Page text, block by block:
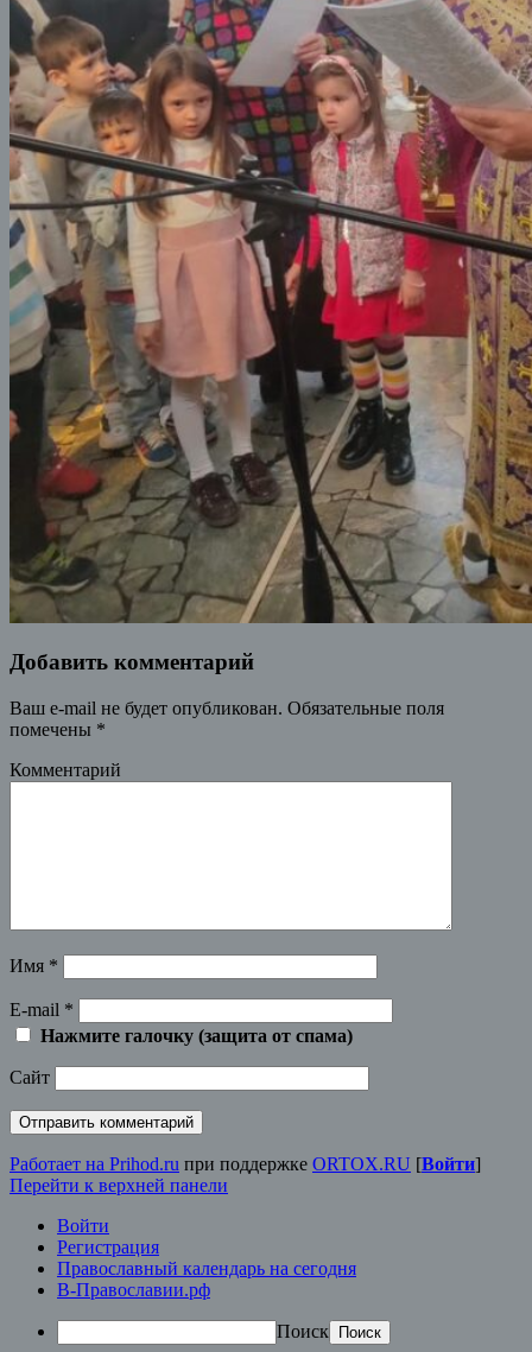
Добавить комментарий
Ваш e-mail не будет опубликован. Обязательные поля
помечены *
Комментарий
Имя *
E-mail *
Нажмите галочку (защита от спама)
Сайт
Работает на Prihod.ru при поддержке ORTOX.RU [Войти]
Перейти к верхней панели
Войти
Регистрация
Православный календарь на сегодня
В-Православии.рф
Поиск